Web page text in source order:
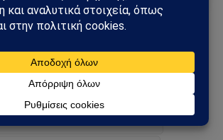
Σάββας Ιακωβίδης
Ακολουθήστε στο Instagram